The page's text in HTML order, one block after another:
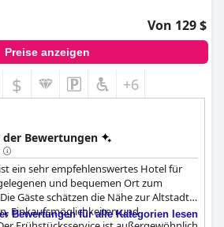
Von 129 $
Preise anzeigen
$ +6
Bewertungen
ist ein sehr empfehlenswertes Hotel für
und bequemen Ort zum
Gäste schätzen die Nähe zur Altstadt,
Einkaufsmöglichkeiten und
Bewertungen für alle Kategorien lesen